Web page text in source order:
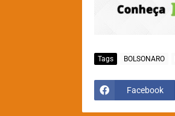
Tags BOLSONARO
Facebook